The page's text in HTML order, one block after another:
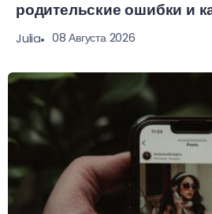
родительские ошибки и
Julia 08 Августа 2026